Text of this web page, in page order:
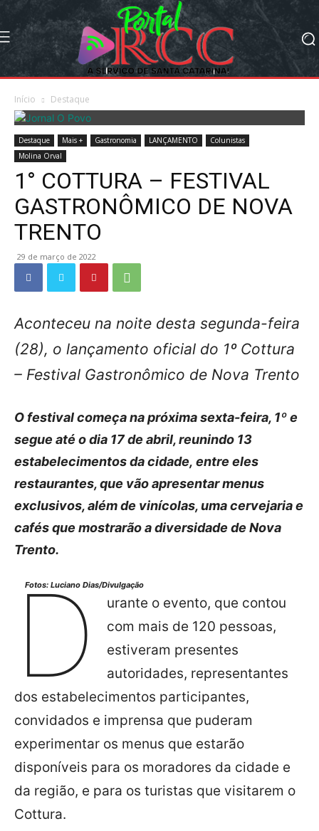
Início Destaque
Destaque Mais + Gastronomia LANÇAMENTO
Colunistas
Molina Orval
1° COTTURA – FESTIVAL
GASTRONÔMICO DE NOVA
TRENTO
29 de março de 2022
Aconteceu na noite desta segunda-feira
(28), o lançamento oficial do 1º Cottura
– Festival Gastronômico de Nova Trento
O festival começa na próxima sexta-feira, 1º e
segue até o dia 17 de abril, reunindo 13
estabelecimentos da cidade, entre eles
restaurantes, que vão apresentar menus
exclusivos, além de vinícolas, uma cervejaria e
cafés que mostrarão a diversidade de Nova
Trento.
Fotos: Luciano Dias/Divulgação
D
urante o evento, que contou
com mais de 120 pessoas,
estiveram presentes
autoridades, representantes
dos estabelecimentos participantes,
convidados e imprensa que puderam
experimentar os menus que estarão
disponíveis para os moradores da cidade e
da região, e para os turistas que visitarem o
Cottura.